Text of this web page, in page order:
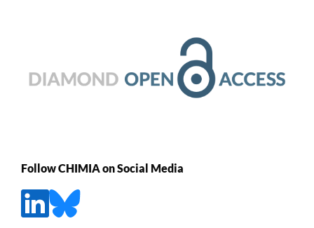
Follow CHIMIA on Social Media